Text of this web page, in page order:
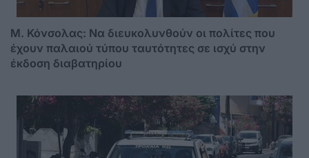
Μ. Κόνσολας: Να διευκολυνθούν οι πολίτες που
έχουν παλαιού τύπου ταυτότητες σε ισχύ στην
έκδοση διαβατηρίου